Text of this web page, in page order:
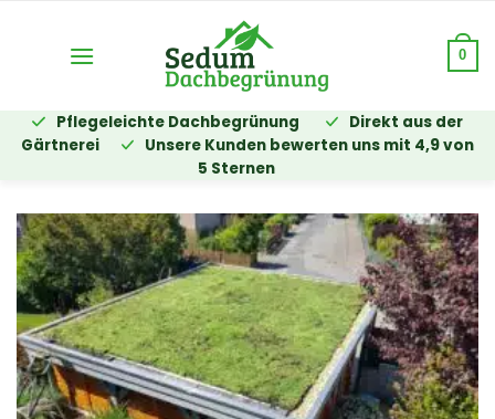
springen
0
Pflegeleichte Dachbegrünung
Direkt aus der
Gärtnerei
Unsere Kunden bewerten uns mit 4,9 von
5 Sternen